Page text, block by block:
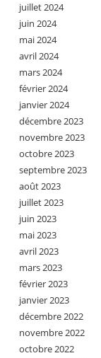
juillet 2024
juin 2024
mai 2024
avril 2024
mars 2024
février 2024
janvier 2024
décembre 2023
novembre 2023
octobre 2023
septembre 2023
août 2023
juillet 2023
juin 2023
mai 2023
avril 2023
mars 2023
février 2023
janvier 2023
décembre 2022
novembre 2022
octobre 2022